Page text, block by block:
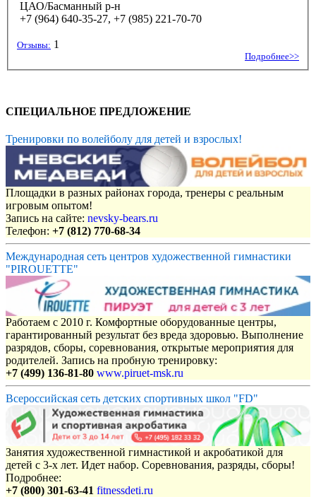
ЦАО/Басманный р-н
+7 (964) 640-35-27, +7 (985) 221-70-70
Отзывы: 1
Подробнее>>
СПЕЦИАЛЬНОЕ ПРЕДЛОЖЕНИЕ
Тренировки по волейболу для детей и взрослых!
Площадки в разных районах города, тренеры с реальным
игровым опытом!
Запись на сайте: nevsky-bears.ru
Телефон: +7 (812) 770-68-34
Международная сеть центров художественной гимнастики
"PIROUETTE"
Работаем с 2010 г. Комфортные оборудованные центры,
гарантированный результат без вреда здоровью. Выполнение
разрядов, сборы, соревнования, открытые мероприятия для
родителей. Запись на пробную тренировку:
+7 (499) 136-81-80 www.piruet-msk.ru
Всероссийская сеть детских спортивных школ "FD"
Занятия художественной гимнастикой и акробатикой для
детей с 3-х лет. Идет набор. Соревнования, разряды, сборы!
Подробнее:
+7 (800) 301-63-41 fitnessdeti.ru